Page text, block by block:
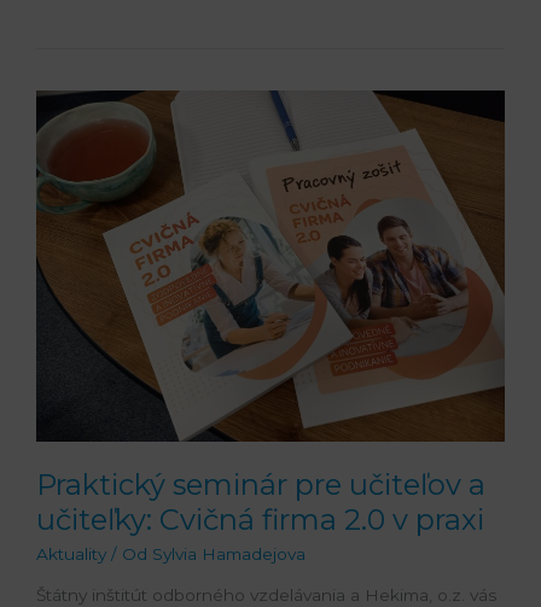
Praktický seminár pre učiteľov a
učiteľky: Cvičná firma 2.0 v praxi
Aktuality / Od Sylvia Hamadejova
Štátny inštitút odborného vzdelávania a Hekima, o.z. vás
Praktický
seminár
pre
učiteľov
a
Cvičná
firma